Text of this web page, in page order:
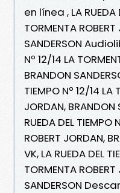
en línea , LA RUEDA
TORMENTA
SANDERSON
Nº 12/14 LA
BRANDON
TIEMPO Nº 12/14 LA
JORDAN,
RUEDA DEL TIEMPO
ROBERT JORDAN,
VK, LA RUEDA DEL
TORMENTA
SANDERSON